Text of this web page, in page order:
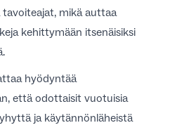
mikä auttaa
kehittymään itsenäisiksi
hyödyntää
että odottaisit vuotuisia
ja käytännönläheistä